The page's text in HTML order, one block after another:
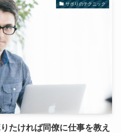
サボりのテクニック
たければ同僚に仕事を教え